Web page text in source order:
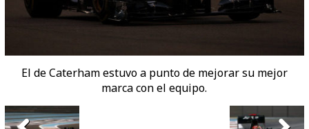
El de Caterham estuvo a punto de mejorar su mejor
marca con el equipo.